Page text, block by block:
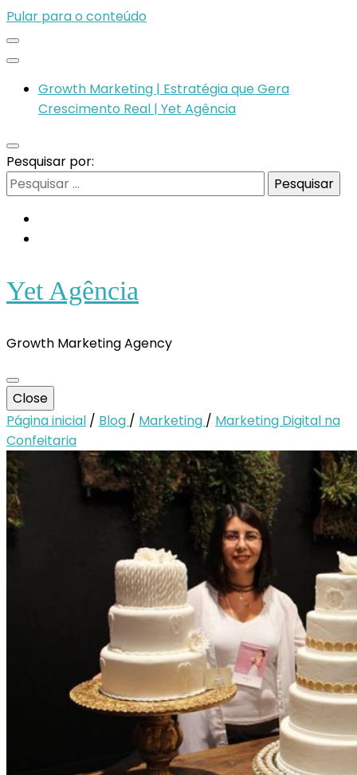
Pular para o conteúdo
Growth Marketing | Estratégia que Gera
Crescimento Real | Yet Agência
Pesquisar por:
Yet Agência
Growth Marketing Agency
Close
Página inicial / Blog / Marketing / Marketing Digital na
Confeitaria